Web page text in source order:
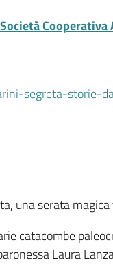
Cooperativa
segreta-storie-
una serata
catacombe
Laura